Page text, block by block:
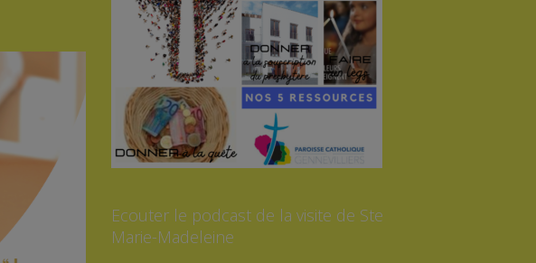
Ecouter le podcast de la visite de Ste
Marie-Madeleine